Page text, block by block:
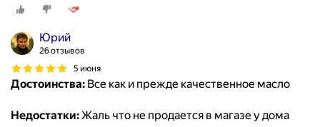
Юрий
26 отзывов
5 июня
Достоинства: Все как и прежде качественное масло
Недостатки:Жаль что не продается в магазе у дома